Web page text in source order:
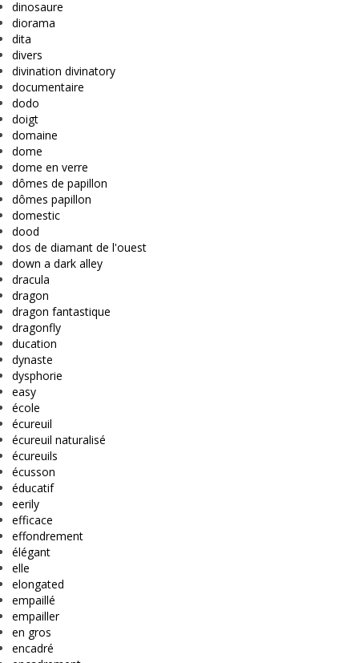
dinosaure
diorama
dita
divers
divination divinatory
documentaire
dodo
doigt
domaine
dome
dome en verre
dômes de papillon
dômes papillon
domestic
dood
dos de diamant de l'ouest
down a dark alley
dracula
dragon
dragon fantastique
dragonfly
ducation
dynaste
dysphorie
easy
école
écureuil
écureuil naturalisé
écureuils
écusson
éducatif
eerily
efficace
effondrement
élégant
elle
elongated
empaillé
empailler
en gros
encadré